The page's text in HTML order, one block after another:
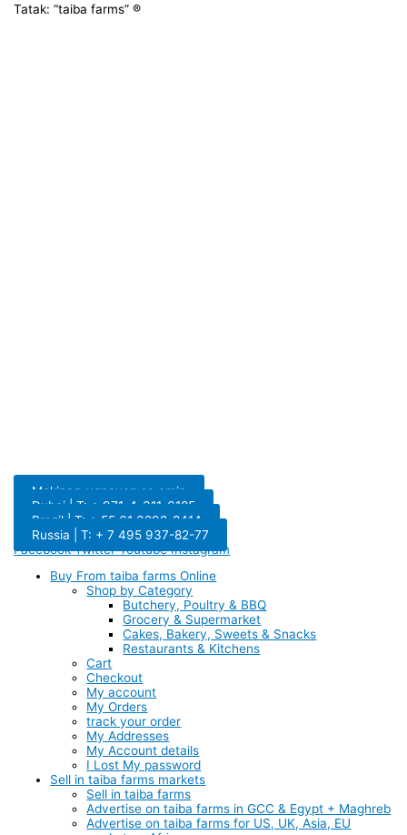
Tatak: “taiba farms” ®
Makipag-ugnayan sa amin
Dubai | T: + 971-4-311-6185
Brazil | T: + 55 61 3298-8414
Russia | T: + 7 495 937-82-77
Facebook Twitter Youtube Instagram
Buy From taiba farms Online
Shop by Category
Butchery, Poultry & BBQ
Grocery & Supermarket
Cakes, Bakery, Sweets & Snacks
Restaurants & Kitchens
Cart
Checkout
My account
My Orders
track your order
My Addresses
My Account details
I Lost My password
Sell in taiba farms markets
Sell in taiba farms
Advertise on taiba farms in GCC & Egypt + Maghreb
Advertise on taiba farms for US, UK, Asia, EU